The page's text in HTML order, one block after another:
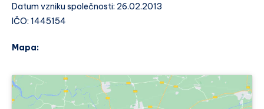
Datum vzniku společnosti: 26.02.2013
IČO: 1445154
Mapa: